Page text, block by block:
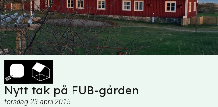
Nytt tak på FUB-gården
torsdag 23 april 2015